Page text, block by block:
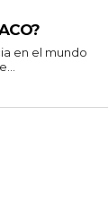
en el mundo